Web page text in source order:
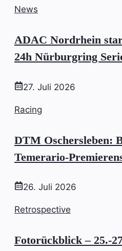
News
ADAC Nordrhein
24h Nürburgring
27. Juli 2026
Racing
DTM Oschersleben:
Temerario-
26. Juli 2026
Retrospective
Fotorückblick – 25.-